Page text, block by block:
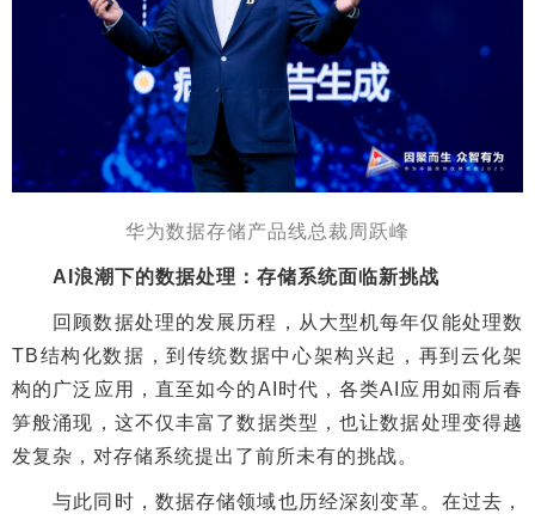
华为数据存储产品线总裁周跃峰
AI浪潮下的数据处理：存储系统面临新挑战
回顾数据处理的发展历程，从大型机每年仅能处理数
TB结构化数据，到传统数据中心架构兴起，再到云化架
构的广泛应用，直至如今的AI时代，各类AI应用如雨后春
笋般涌现，这不仅丰富了数据类型，也让数据处理变得越
发复杂，对存储系统提出了前所未有的挑战。
与此同时，数据存储领域也历经深刻变革。在过去，